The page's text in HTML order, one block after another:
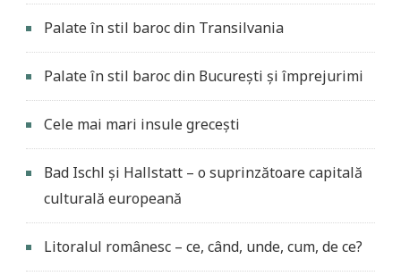
Palate în stil baroc din Transilvania
Palate în stil baroc din București și împrejurimi
Cele mai mari insule grecești
Bad Ischl și Hallstatt – o suprinzătoare capitală
culturală europeană
Litoralul românesc – ce, când, unde, cum, de ce?